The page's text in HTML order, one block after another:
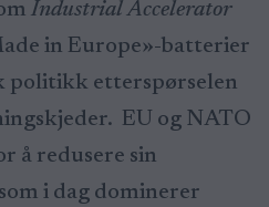
Industrial Accelerator
in Europe»-batterier
politikk etterspørselen
EU og NATO
å redusere sin
i dag dominerer